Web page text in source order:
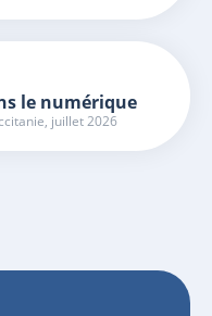
le numérique
juillet 2026